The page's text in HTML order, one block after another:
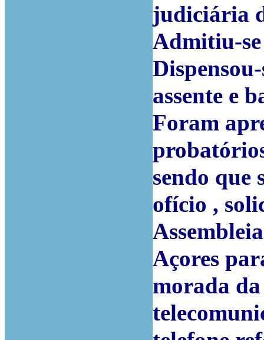
judiciária
Admitiu-
assente e
Foram
sendo que
ofício ,
Açores
morada